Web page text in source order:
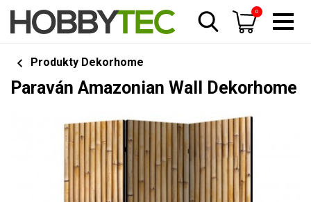
0
Produkty Dekorhome
Paraván Amazonian Wall Dekorhome